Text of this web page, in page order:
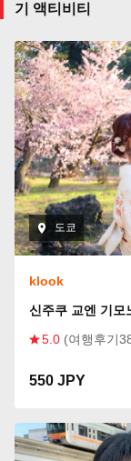
기 액티비티
도쿄
klook
신주쿠 교엔 기모
5.0 (여행후기
550 JPY